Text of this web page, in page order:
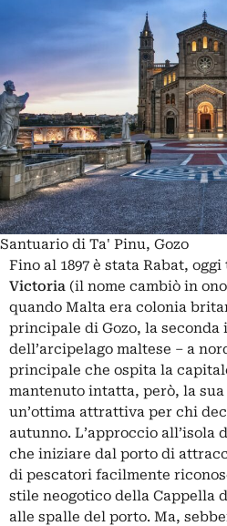
Santuario di Ta' Pinu, Gozo
Fino al 1897 è stata Rabat,
Victoria (il nome cambiò in
quando Malta era colonia
principale di Gozo, la seconda
dell’arcipelago maltese – a
principale che ospita la
mantenuto intatta, però, la sua
un’ottima attrattiva per chi
autunno. L’approccio all’isola
che iniziare dal porto di
di pescatori facilmente
stile neogotico della Cappella
alle spalle del porto. Ma,